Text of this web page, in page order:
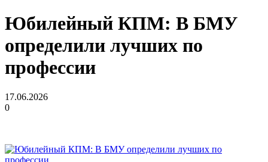
Юбилейный КПМ: В БМУ
определили лучших по
профессии
17.06.2026
0